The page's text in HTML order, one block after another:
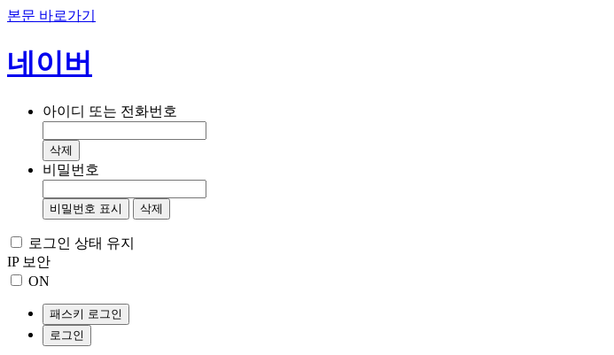
본문 바로가기
네이버
아이디 또는 전화번호
삭제
비밀번호
비밀번호 표시 삭제
로그인 상태 유지
IP 보안
ON
패스키 로그인
로그인